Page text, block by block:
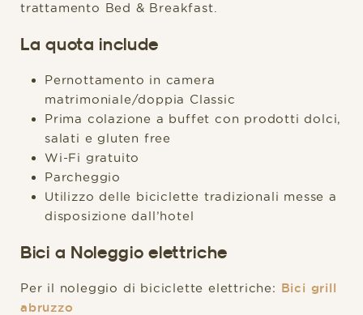
trattamento Bed & Breakfast.
La quota include
Pernottamento in camera
matrimoniale/doppia Classic
Prima colazione a buffet con prodotti dolci,
salati e gluten free
Wi-Fi gratuito
Parcheggio
Utilizzo delle biciclette tradizionali messe a
disposizione dall’hotel
Bici a Noleggio elettriche
Per il noleggio di biciclette elettriche: Bici grill
abruzzo